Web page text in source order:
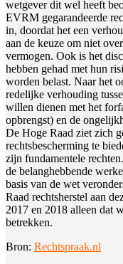
wetgever dit wel heeft
EVRM gegarandeerde
in, doordat het een
aan de keuze om niet
vermogen. Ook is het
hebben gehad met hun
worden belast. Naar het
redelijke verhouding
willen dienen met het
opbrengst) en de
De Hoge Raad ziet zich
rechtsbescherming te
zijn fundamentele
de belanghebbende
basis van de wet
Raad rechtsherstel aan
2017 en 2018 alleen dat
betrekken.
Bron: Rechtspraak.nl